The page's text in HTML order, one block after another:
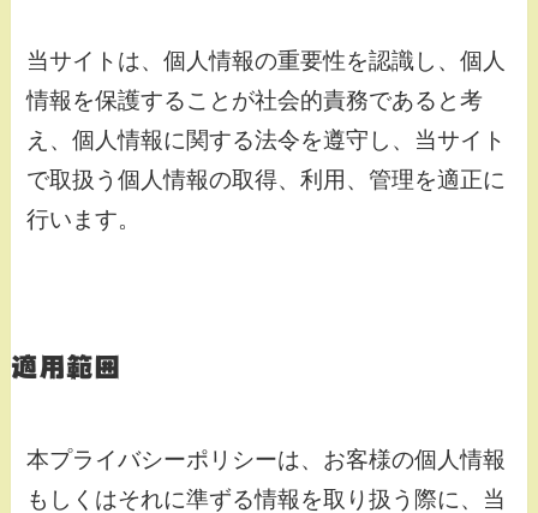
当サイトは、個人情報の重要性を認識し、個人
情報を保護することが社会的責務であると考
え、個人情報に関する法令を遵守し、当サイト
で取扱う個人情報の取得、利用、管理を適正に
行います。
適用範囲
本プライバシーポリシーは、お客様の個人情報
もしくはそれに準ずる情報を取り扱う際に、当